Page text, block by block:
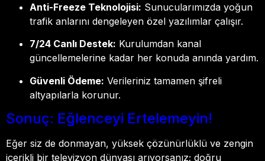
Anti-Freeze Teknolojisi: Sunucularımızda yoğun
trafik anlarını dengeleyen özel yazılımlar çalışır.
7/24 Canlı Destek: Kurulumdan kanal
güncellemelerine kadar her konuda anında yardım.
Güvenli Ödeme: Verileriniz tamamen şifreli
altyapılarla korunur.
Sonuç: Eğlenceyi Ertelemeyin!
Eğer siz de donmayan, yüksek çözünürlüklü ve zengin
içerikli bir televizyon dünyası arıyorsanız; doğru